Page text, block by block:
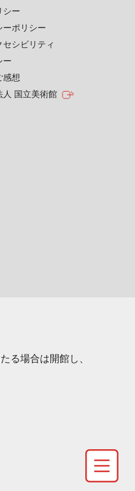
シー
ーポリシー
セシビリティ
ー
感想
人 国立美術館
る場合は開館し、